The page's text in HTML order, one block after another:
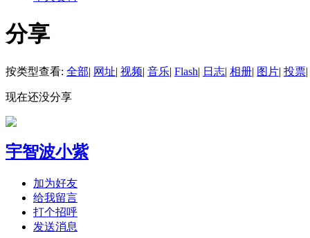
分享
按类型查看: 全部| 网址| 视频| 音乐| Flash| 日志| 相册| 图片| 投票|
现在还没分享
宇智波小紫
加为好友
给我留言
打个招呼
发送消息